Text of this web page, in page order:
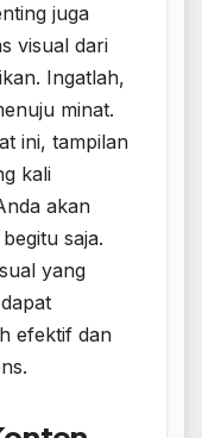
juga
visual dari
Ingatlah,
minat.
ini, tampilan
kali
akan
saja.
yang
efektif dan